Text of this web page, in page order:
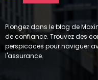
Plongez dans le blog de
de confiance. Trouvez des
perspicaces pour naviguer
l'assurance.